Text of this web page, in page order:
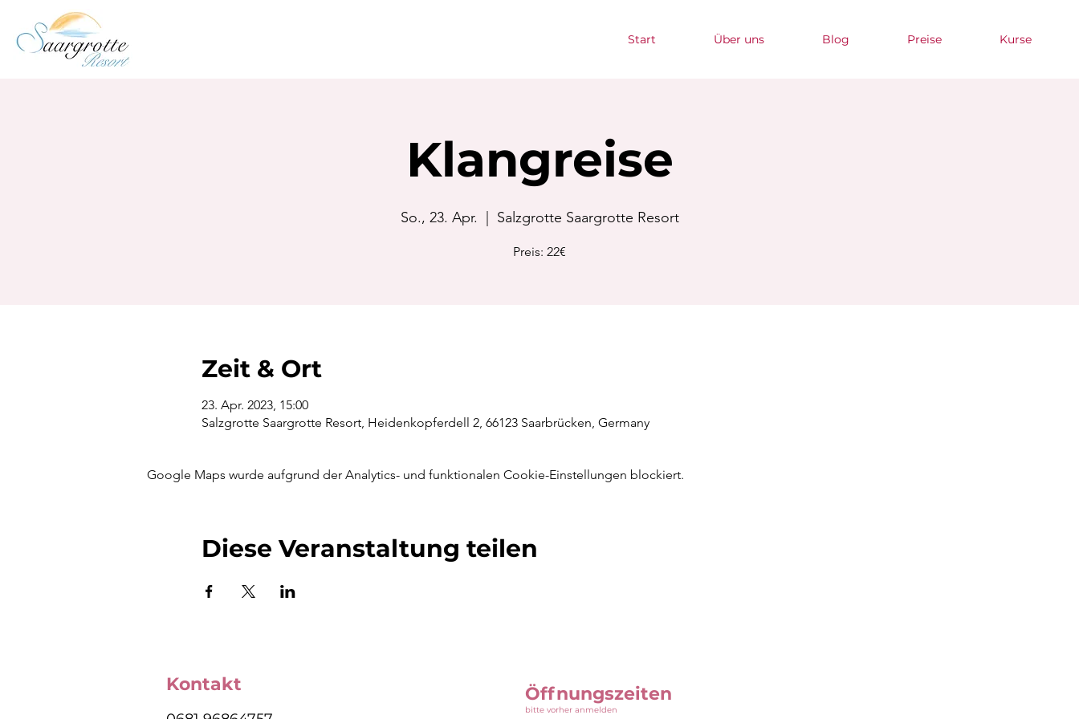
Start Über uns Blog Preise Kurse
Klangreise
So., 23. Apr. Salzgrotte Saargrotte Resort
Preis: 22€
Zeit & Ort
23. Apr. 2023, 15:00
Salzgrotte Saargrotte Resort, Heidenkopferdell 2, 66123 Saarbrücken, Germany
Google Maps wurde aufgrund der Analytics- und funktionalen Cookie-Einstellungen blockiert.
Diese Veranstaltung teilen
Kontakt Öffnungszeiten
bitte vorher anmelden